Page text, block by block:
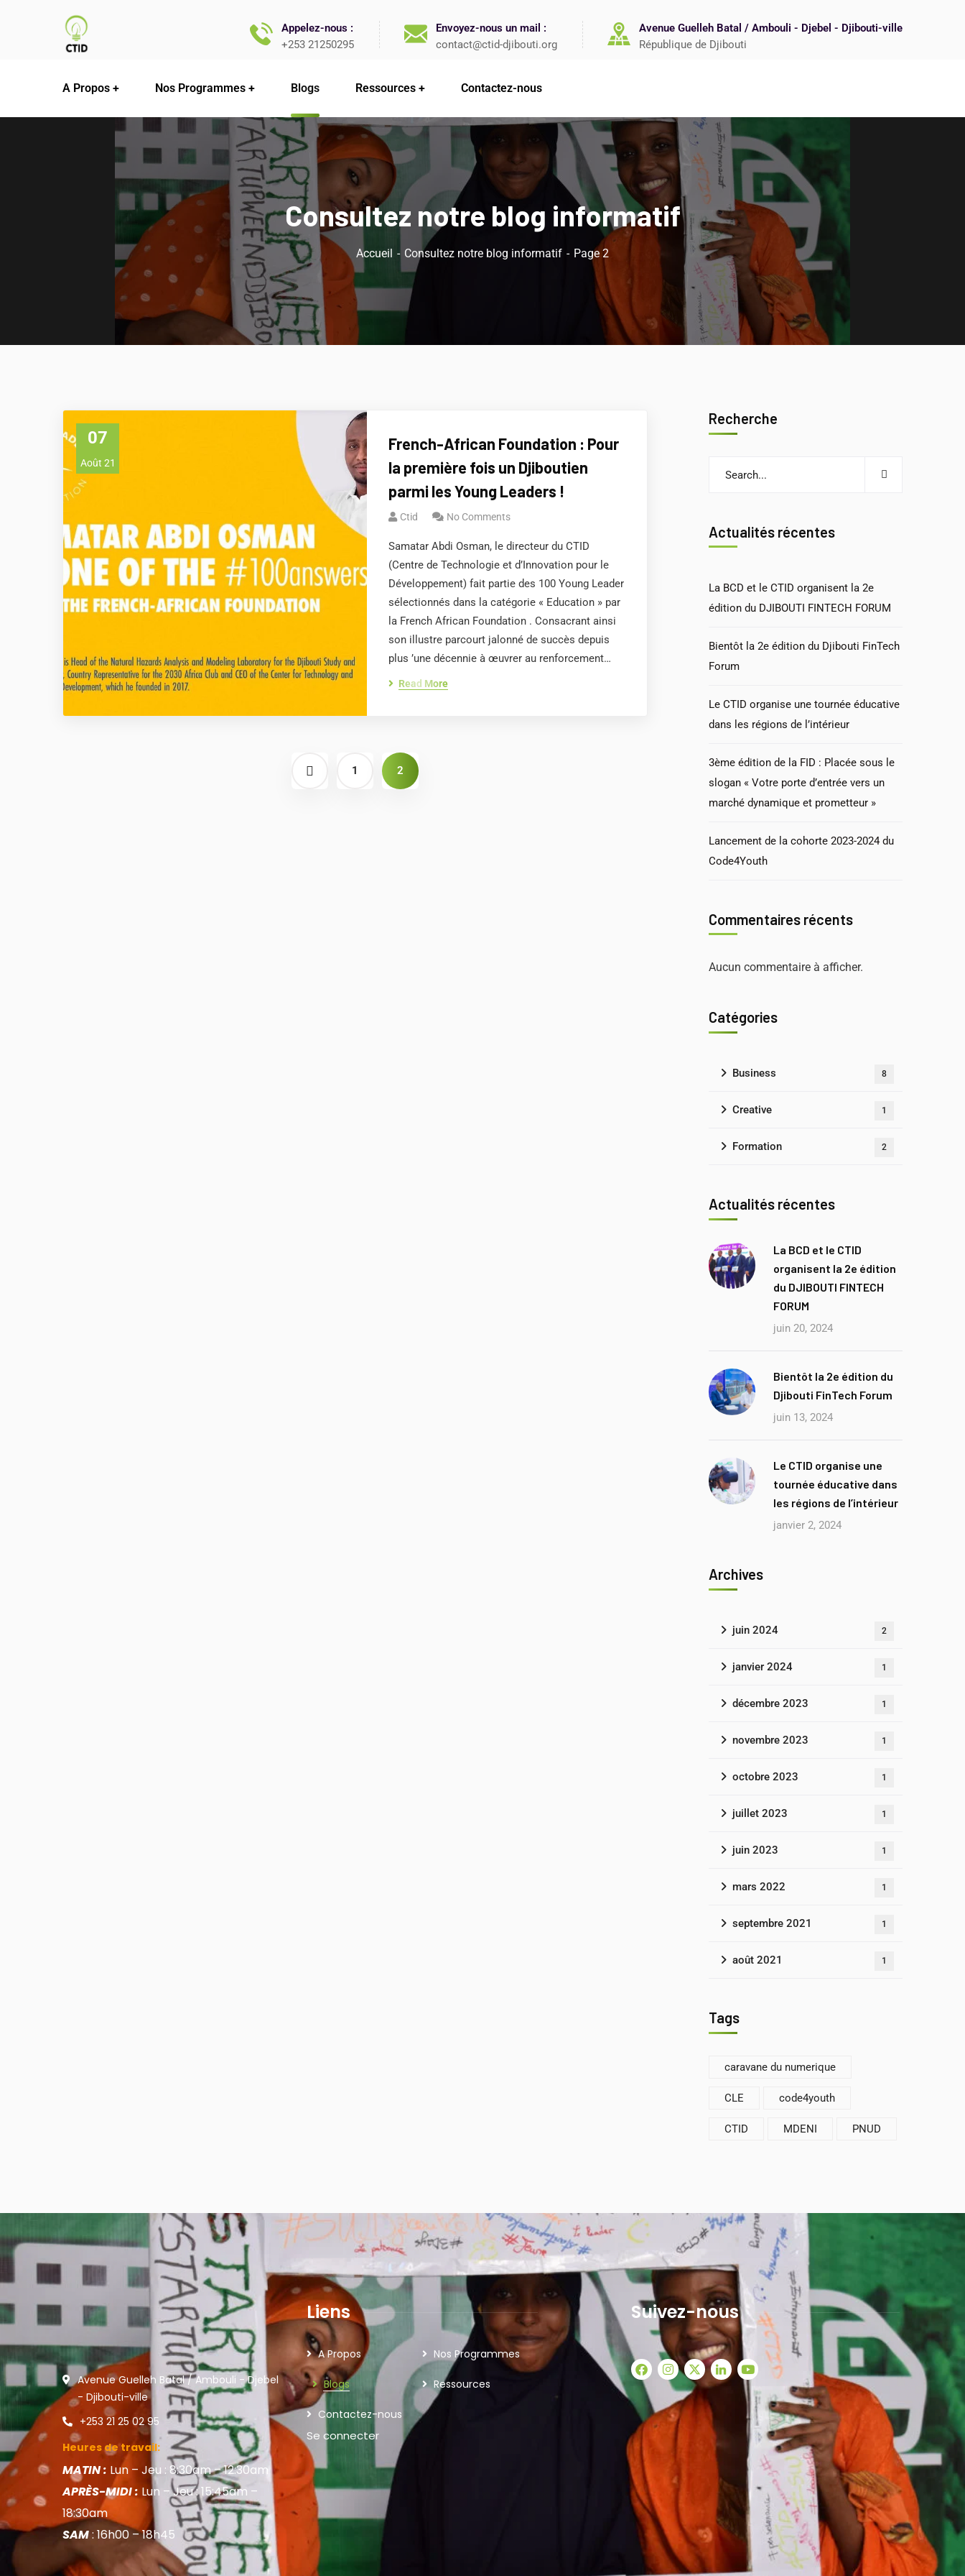
Appelez-nous :
+253 21250295
Envoyez-nous un mail :
contact@ctid-djibouti.org
Avenue Guelleh Batal / Ambouli - Djebel - Djibouti-ville
République de Djibouti
A Propos Nos Programmes Blogs Ressources Contactez-nous
Consultez notre blog informatif
Accueil Consultez notre blog informatif Page 2
07
Août 21
French-African Foundation : Pour
la première fois un Djiboutien
parmi les Young Leaders !
Ctid No Comments
Samatar Abdi Osman, le directeur du CTID
(Centre de Technologie et d’Innovation pour le
Développement) fait partie des 100 Young Leader
sélectionnés dans la catégorie « Education » par
la French African Foundation . Consacrant ainsi
son illustre parcourt jalonné de succès depuis
plus ’une décennie à œuvrer au renforcement…
Read More
1 2
Recherche
Actualités récentes
La BCD et le CTID organisent la 2e
édition du DJIBOUTI FINTECH FORUM
Bientôt la 2e édition du Djibouti FinTech
Forum
Le CTID organise une tournée éducative
dans les régions de l’intérieur
3ème édition de la FID : Placée sous le
slogan « Votre porte d’entrée vers un
marché dynamique et prometteur »
Lancement de la cohorte 2023-2024 du
Code4Youth
Commentaires récents
Aucun commentaire à afficher.
Catégories
Business 8
Creative 1
Formation 2
Actualités récentes
La BCD et le CTID
organisent la 2e édition
du DJIBOUTI FINTECH
FORUM
juin 20, 2024
Bientôt la 2e édition du
Djibouti FinTech Forum
juin 13, 2024
Le CTID organise une
tournée éducative dans
les régions de l’intérieur
janvier 2, 2024
Archives
juin 2024 2
janvier 2024 1
décembre 2023 1
novembre 2023 1
octobre 2023 1
juillet 2023 1
juin 2023 1
mars 2022 1
septembre 2021 1
août 2021 1
Tags
caravane du numerique
CLE code4youth
CTID MDENI PNUD
Avenue Guelleh Batal / Ambouli - Djebel
- Djibouti-ville
+253 21 25 02 95
Heures de travail:
MATIN : Lun – Jeu : 8:30am – 12:30am
APRÈS-MIDI : Lun – Jeu : 15:45am –
18:30am
SAM: 16h00 – 18h45
Liens
A Propos Nos Programmes
Blogs Ressources
Contactez-nous
Se connecter
Suivez-nous